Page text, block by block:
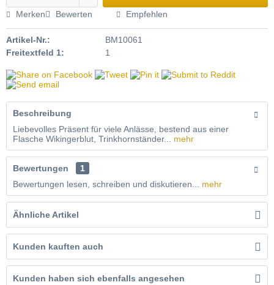
Merken Bewerten Empfehlen
Artikel-Nr.:
BM10061
Freitextfeld 1:
1
Beschreibung
Liebevolles Präsent für viele Anlässe, bestend aus einer
Flasche Wikingerblut, Trinkhornständer...
mehr
Bewertungen
1
Bewertungen lesen, schreiben und diskutieren...
mehr
Ähnliche Artikel
Kunden kauften auch
Kunden haben sich ebenfalls angesehen